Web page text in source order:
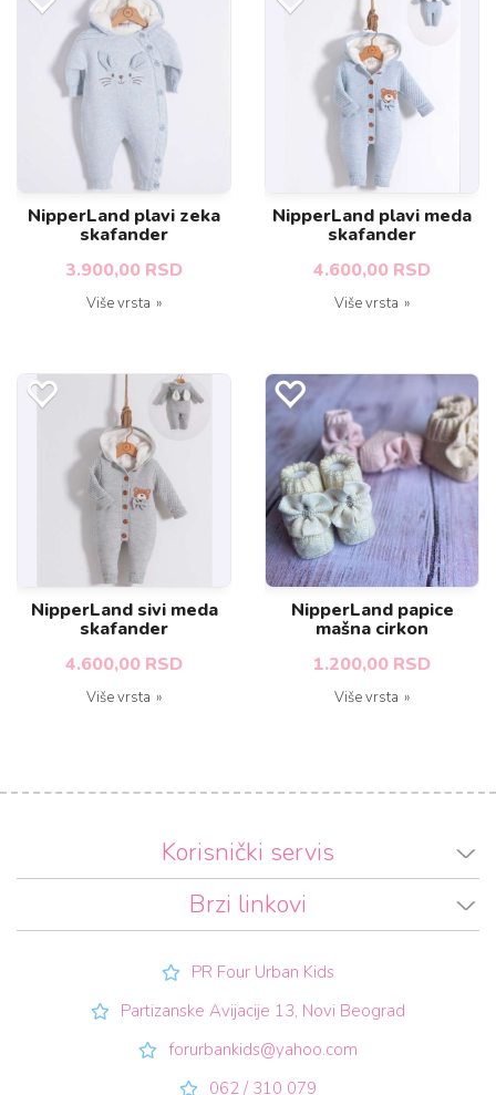
NipperLand plavi zeka
skafander
3.900,00 RSD
Više vrsta
NipperLand plavi meda
skafander
4.600,00 RSD
Više vrsta
NipperLand sivi meda
skafander
4.600,00 RSD
Više vrsta
NipperLand papice
mašna cirkon
1.200,00 RSD
Više vrsta
Korisnički servis
Brzi linkovi
PR Four Urban Kids
Partizanske Avijacije 13, Novi Beograd
forurbankids@yahoo.com
062 / 310 079